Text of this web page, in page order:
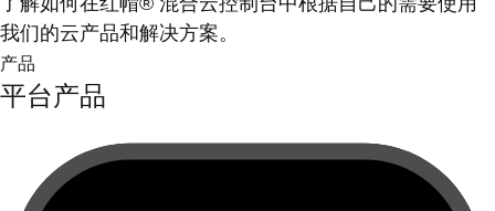
我们的云产品和解决方案。
产品
平台产品